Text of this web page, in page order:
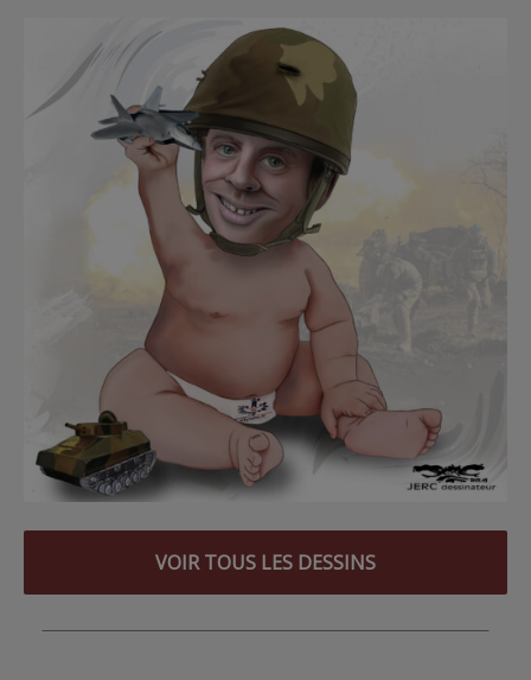
VOIR TOUS LES DESSINS